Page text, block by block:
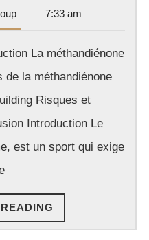
de
la
injectable
dans
des
de
force
en
Dan
Park
Group
7:33 am
La méthandiénone
de la méthandiénone
Risques et
Introduction Le
est un sport qui exige
READING